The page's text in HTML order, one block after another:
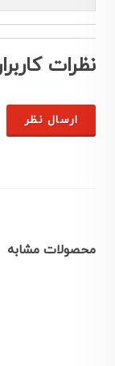
نظرات
ارسال نظر
محصولات مشابه